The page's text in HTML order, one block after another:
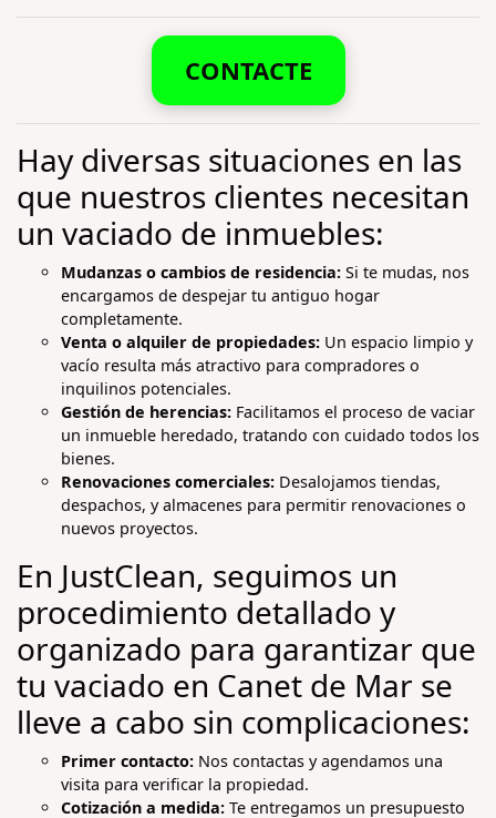
CONTACTE
Hay diversas situaciones en las
que nuestros clientes necesitan
un vaciado de inmuebles:
Mudanzas o cambios de residencia: Si te mudas, nos
encargamos de despejar tu antiguo hogar
completamente.
Venta o alquiler de propiedades: Un espacio limpio y
vacío resulta más atractivo para compradores o
inquilinos potenciales.
Gestión de herencias: Facilitamos el proceso de vaciar
un inmueble heredado, tratando con cuidado todos los
bienes.
Renovaciones comerciales: Desalojamos tiendas,
despachos, y almacenes para permitir renovaciones o
nuevos proyectos.
En JustClean, seguimos un
procedimiento detallado y
organizado para garantizar que
tu vaciado en Canet de Mar se
lleve a cabo sin complicaciones:
Primer contacto: Nos contactas y agendamos una
visita para verificar la propiedad.
Cotización a medida: Te entregamos un presupuesto